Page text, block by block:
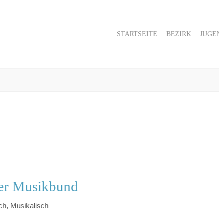
STARTSEITE BEZIRK
Musikbund
Musikalisch